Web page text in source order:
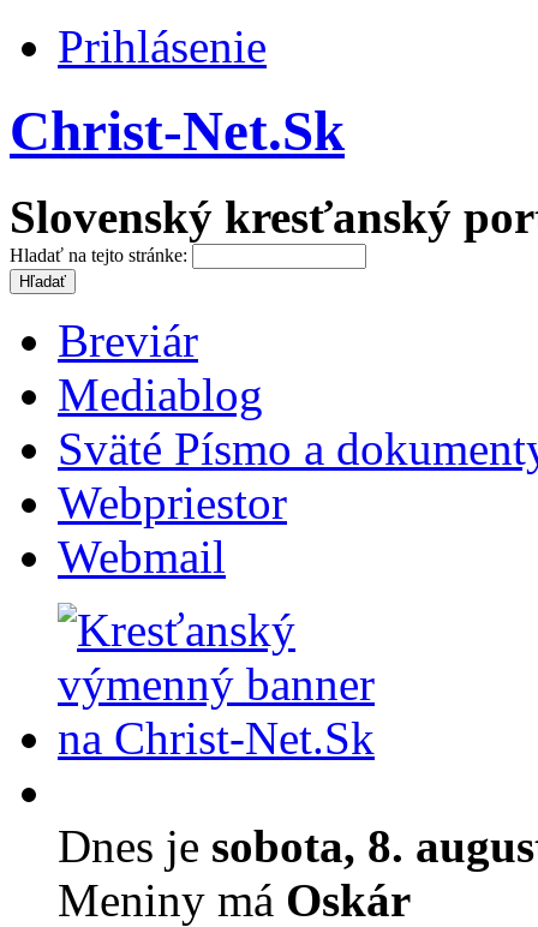
Prihlásenie
Christ-Net.Sk
Slovenský kresťanský
Hladať na tejto stránke:
Breviár
Mediablog
Sväté Písmo a
Webpriestor
Webmail
Dnes je sobota, 8.
Meniny má Oskár